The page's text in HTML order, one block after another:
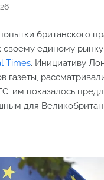
британского
своему единому
Times. Инициативу
газеты,
им показалось
для